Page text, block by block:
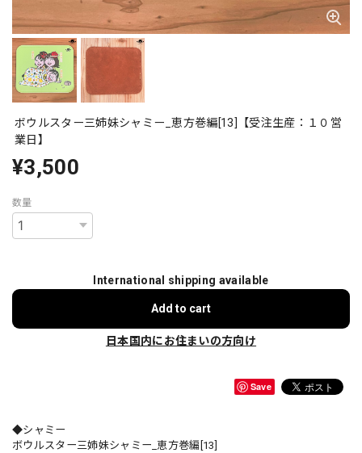
ボウルスター三姉妹シャミー_恵方巻編[13]【受注生産：１０営
業日】
¥3,500
数量
International shipping available
Add to cart
日本国内にお住まいの方向け
Save
◆シャミー
ボウルスター三姉妹シャミー_恵方巻編[13]